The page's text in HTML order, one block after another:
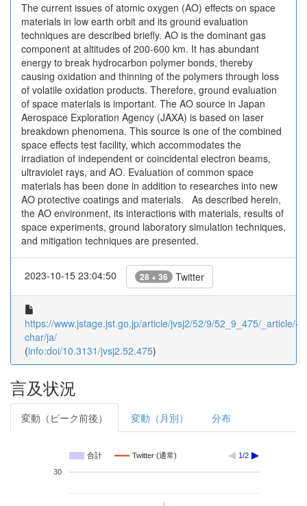
The current issues of atomic oxygen (AO) effects on space
materials in low earth orbit and its ground evaluation
techniques are described briefly. AO is the dominant gas
component at altitudes of 200-600 km. It has abundant
energy to break hydrocarbon polymer bonds, thereby
causing oxidation and thinning of the polymers through loss
of volatile oxidation products. Therefore, ground evaluation
of space materials is important. The AO source in Japan
Aerospace Exploration Agency (JAXA) is based on laser
breakdown phenomena. This source is one of the combined
space effects test facility, which accommodates the
irradiation of independent or coincidental electron beams,
ultraviolet rays, and AO. Evaluation of common space
materials has been done in addition to researches into new
AO protective coatings and materials. As described herein,
the AO environment, its interactions with materials, results of
space experiments, ground laboratory simulation techniques,
and mitigation techniques are presented.
2023-10-15 23:04:50 28 + 36 Twitter
https://www.jstage.jst.go.jp/article/jvsj2/52/9/52_9_475/_article/-
char/ja/
(info:doi/10.3131/jvsj2.52.475)
言及状況
変動（ピーク前後） 変動（月別） 分布
合計 Twitter (通常) 1/2
30